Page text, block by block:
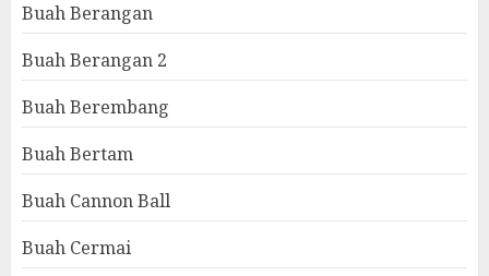
Buah Berangan
Buah Berangan 2
Buah Berembang
Buah Bertam
Buah Cannon Ball
Buah Cermai